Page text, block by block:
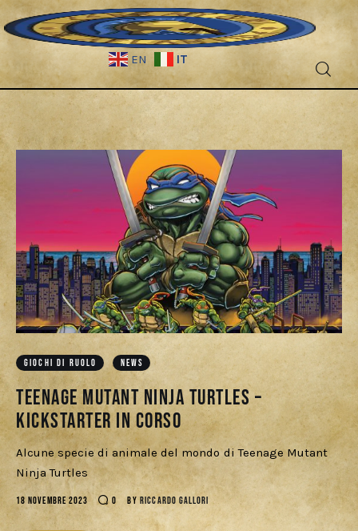
EN IT
Fantascienza
Fantasy
Recensioni
Libri e fumetti
Cercatori
Download
GIOCHI DI RUOLO NEWS
Teenage Mutant Ninja Turtles –
Kickstarter in corso
Alcune specie di animale del mondo di Teenage Mutant
Ninja Turtles
18 NOVEMBRE 2023 0 BY RICCARDO GALLORI